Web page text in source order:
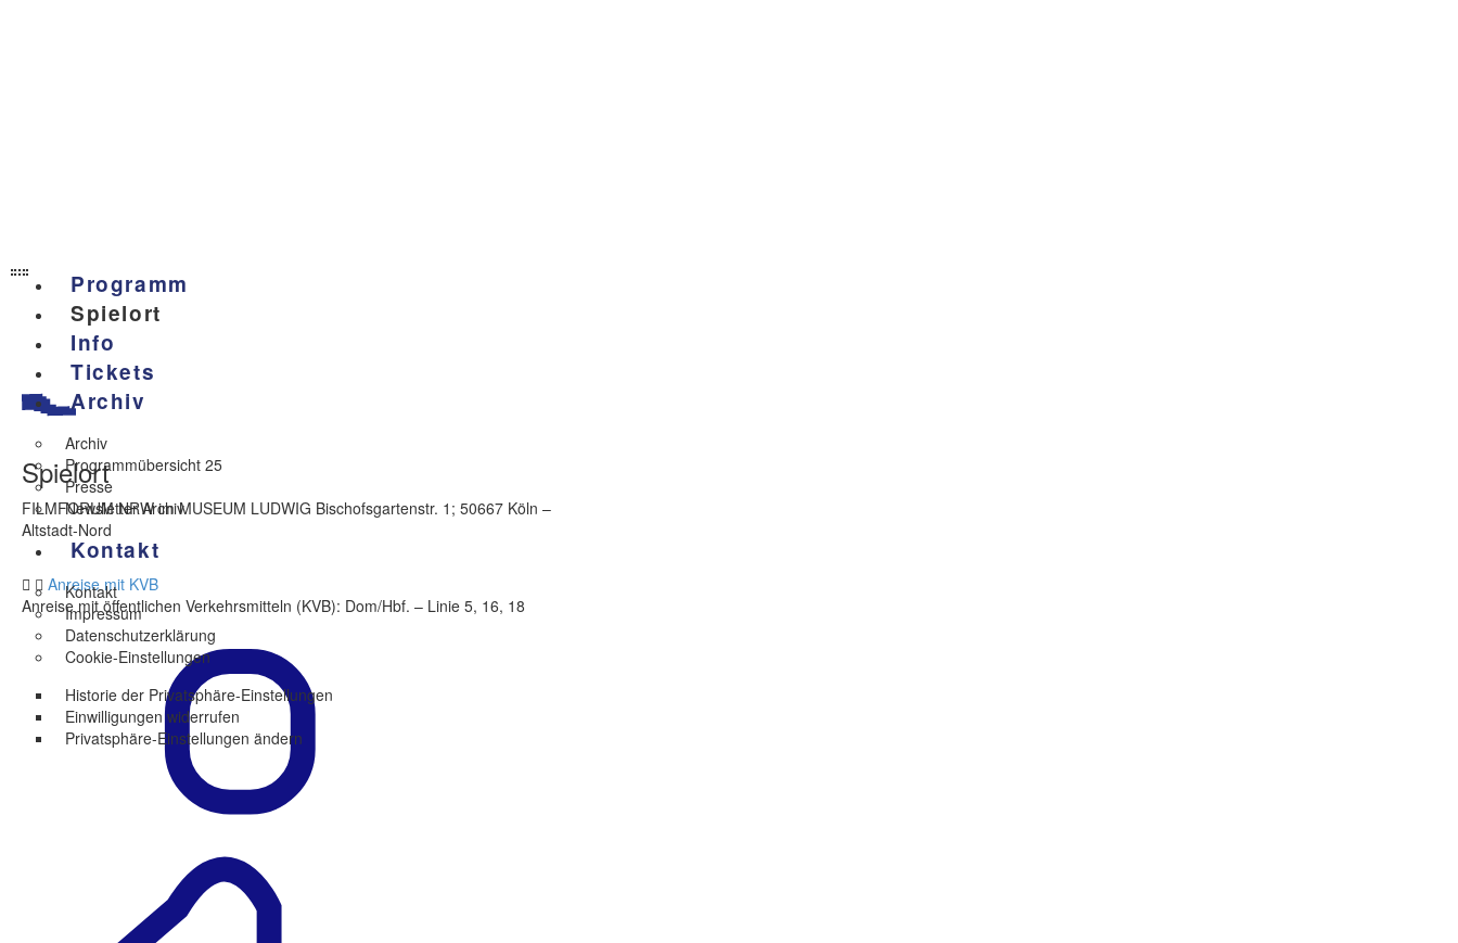
Programm
Spielort
Info
Tickets
Archiv
Archiv
Programmübersicht 25
Presse
Newsletter Archiv
Kontakt
Kontakt
Impressum
Datenschutzerklärung
Cookie-Einstellungen
Historie der Privatsphäre-Einstellungen
Einwilligungen widerrufen
Privatsphäre-Einstellungen ändern
Spielort
FILMFORUM NRW im MUSEUM LUDWIG Bischofsgartenstr. 1; 50667 Köln –
Altstadt-Nord
Anreise mit KVB
Anreise mit öffentlichen Verkehrsmitteln (KVB): Dom/Hbf. – Linie 5, 16, 18